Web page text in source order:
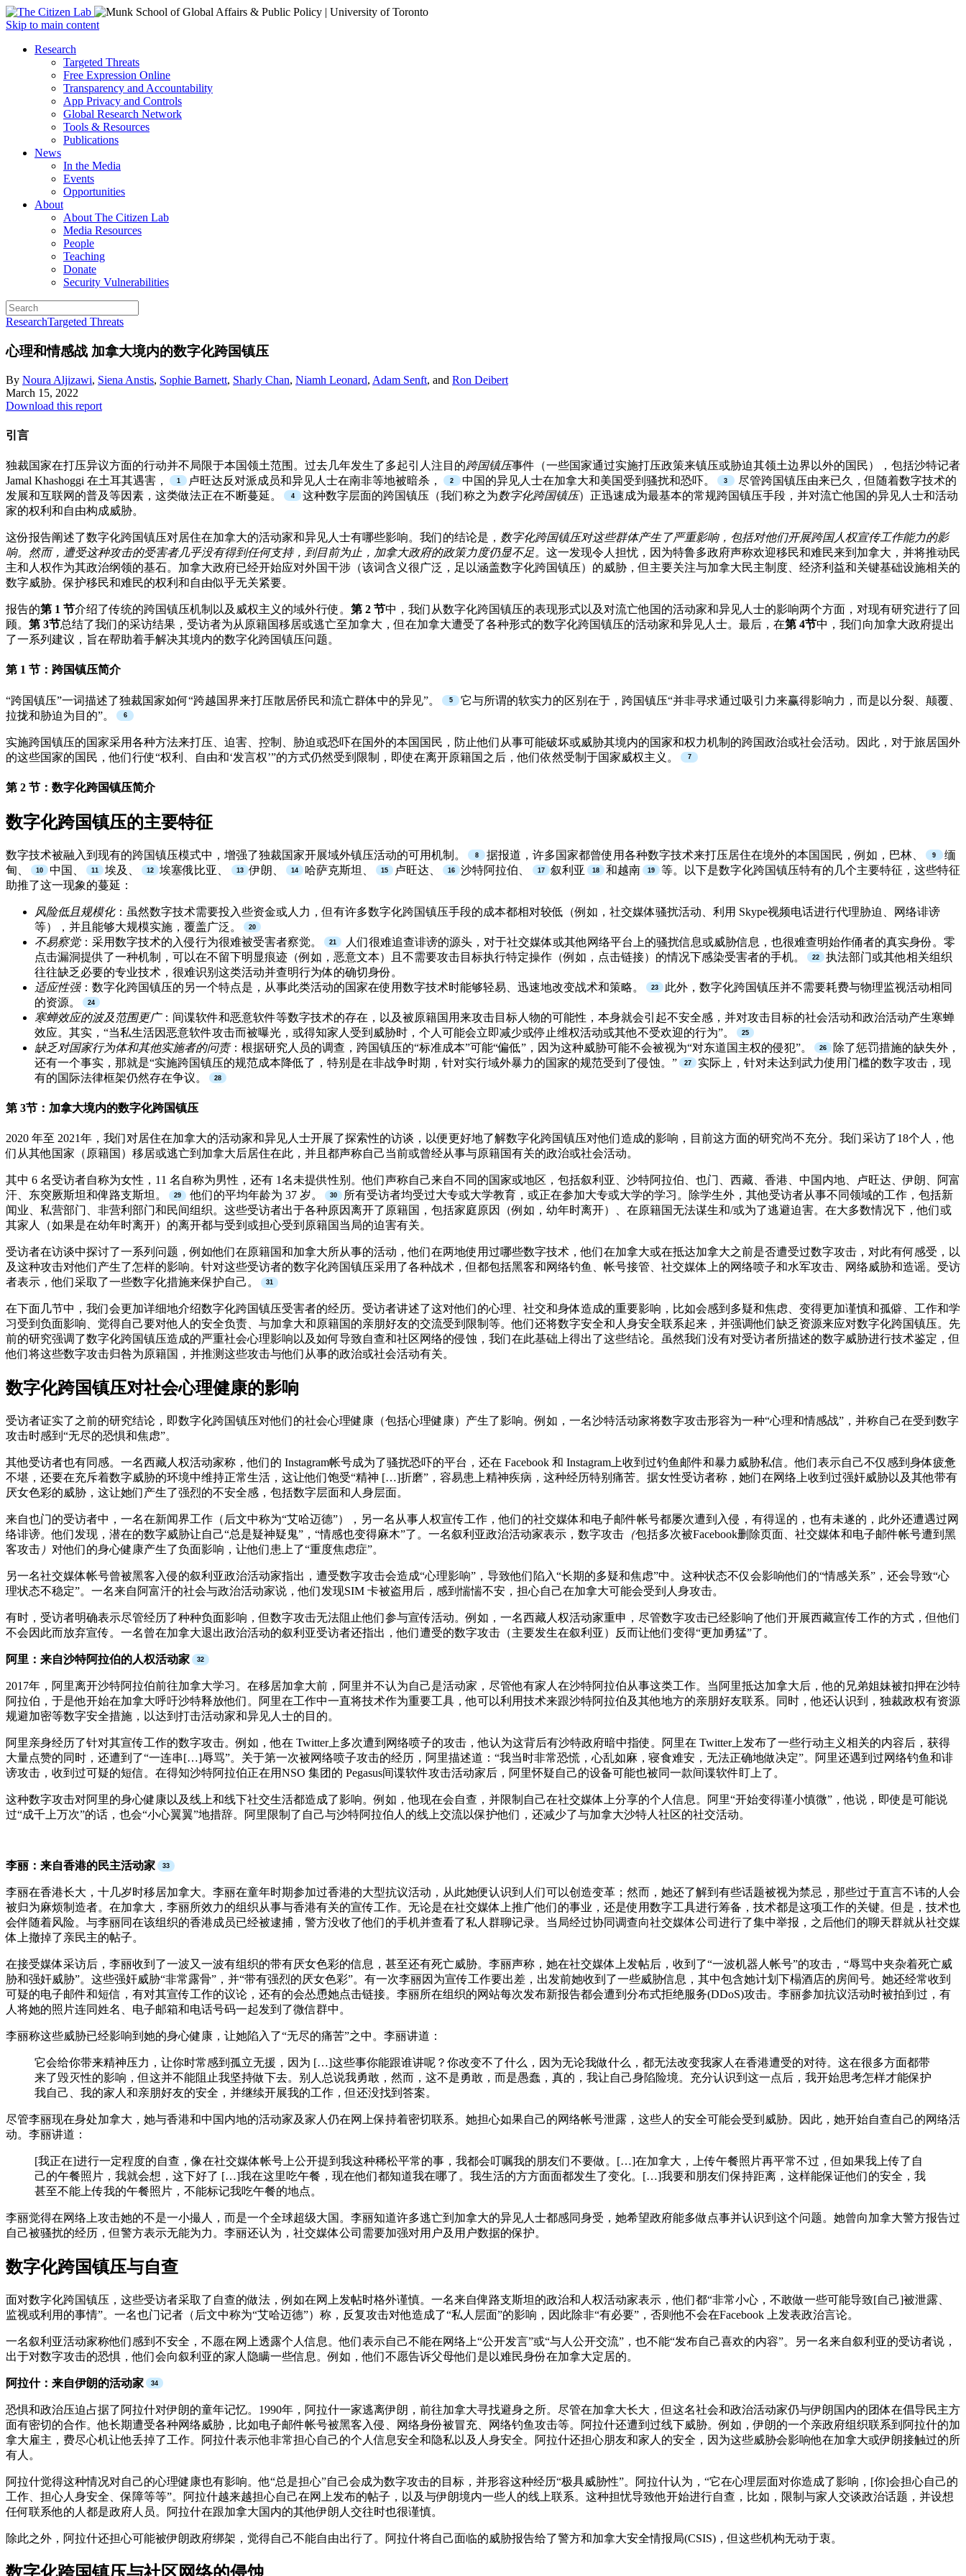
Open
menu
Skip to main content
Close
Research
Targeted Threats
Free Expression Online
Transparency and Accountability
App Privacy and Controls
Global Research Network
Tools & Resources
Publications
News
In the Media
Events
Opportunities
About
About The Citizen Lab
Media Resources
People
Teaching
Donate
Security Vulnerabilities
ResearchTargeted Threats
心理和情感战 加拿大境内的数字化跨国镇压
By Noura Aljizawi, Siena Anstis, Sophie Barnett, Sharly Chan, Niamh Leonard, Adam Senft, and Ron Deibert
March 15, 2022
Download this report
引言
独裁国家在打压异议方面的行动并不局限于本国领土范围。过去几年发生了多起引人注目的跨国镇压事件（一些国家通过实施打压政策来镇压或胁迫其领土边界以外的国民），包括沙特记者
Jamal Khashoggi 在土耳其遇害，
卢旺达反对派成员和异见人士在南非等地被暗杀， 中国的异见人士在加拿大和美国受到骚扰和恐吓。
尽管跨国镇压由来已久，但随着数字技术的
发展和互联网的普及等因素，这类做法正在不断蔓延。
这种数字层面的跨国镇压（我们称之为数字化跨国镇压）正迅速成为最基本的常规跨国镇压手段，并对流亡他国的异见人士和活动
家的权利和自由构成威胁。
这份报告阐述了数字化跨国镇压对居住在加拿大的活动家和异见人士有哪些影响。我们的结论是， 数字化跨国镇压对这些群体产生了严重影响，包括对他们开展跨国人权宣传工作能力的影
响。然而，遭受这种攻击的受害者几乎没有得到任何支持，到目前为止，加拿大政府的政策力度仍显不足。 这一发现令人担忧，因为特鲁多政府声称欢迎移民和难民来到加拿大，并将推动民
主和人权作为其政治纲领的基石。加拿大政府已经开始应对外国干涉（该词含义很广泛，足以涵盖数字化跨国镇压）的威胁，但主要关注与加拿大民主制度、经济利益和关键基础设施相关的
数字威胁。保护移民和难民的权利和自由似乎无关紧要。
报告的第 1 节介绍了传统的跨国镇压机制以及威权主义的域外行使。 第 2 节中，我们从数字化跨国镇压的表现形式以及对流亡他国的活动家和异见人士的影响两个方面，对现有研究进行了回
顾。 第 3节总结了我们的采访结果，受访者为从原籍国移居或逃亡至加拿大，但在加拿大遭受了各种形式的数字化跨国镇压的活动家和异见人士。最后，在第 4节中，我们向加拿大政府提出
了一系列建议，旨在帮助着手解决其境内的数字化跨国镇压问题。
第 1 节：跨国镇压简介
“跨国镇压”一词描述了独裁国家如何“跨越国界来打压散居侨民和流亡群体中的异见”。
它与所谓的软实力的区别在于，跨国镇压“并非寻求通过吸引力来赢得影响力，而是以分裂、颠覆、
拉拢和胁迫为目的”。
实施跨国镇压的国家采用各种方法来打压、迫害、控制、胁迫或恐吓在国外的本国国民，防止他们从事可能破坏或威胁其境内的国家和权力机制的跨国政治或社会活动。因此，对于旅居国外
的这些国家的国民，他们行使“权利、自由和‘发言权’”的方式仍然受到限制，即使在离开原籍国之后，他们依然受制于国家威权主义。
第 2 节：数字化跨国镇压简介
数字化跨国镇压的主要特征
数字技术被融入到现有的跨国镇压模式中，增强了独裁国家开展域外镇压活动的可用机制。 据报道，许多国家都曾使用各种数字技术来打压居住在境外的本国国民，例如，巴林、
缅
甸、
中国、 埃及、 埃塞俄比亚、 伊朗、 哈萨克斯坦、 卢旺达、 沙特阿拉伯、 叙利亚 和越南
等。以下是数字化跨国镇压特有的几个主要特征，这些特征
助推了这一现象的蔓延：
风险低且规模化：虽然数字技术需要投入些资金或人力，但有许多数字化跨国镇压手段的成本都相对较低（例如，社交媒体骚扰活动、利用 Skype视频电话进行代理胁迫、网络诽谤
等），并且能够大规模实施，覆盖广泛。
不易察觉：采用数字技术的入侵行为很难被受害者察觉。
人们很难追查诽谤的源头，对于社交媒体或其他网络平台上的骚扰信息或威胁信息，也很难查明始作俑者的真实身份。零
点击漏洞提供了一种机制，可以在不留下明显痕迹（例如，恶意文本）且不需要攻击目标执行特定操作（例如，点击链接）的情况下感染受害者的手机。
执法部门或其他相关组织
往往缺乏必要的专业技术，很难识别这类活动并查明行为体的确切身份。
适应性强：数字化跨国镇压的另一个特点是，从事此类活动的国家在使用数字技术时能够轻易、迅速地改变战术和策略。
此外，数字化跨国镇压并不需要耗费与物理监视活动相同
的资源。
寒蝉效应的波及范围更广：间谍软件和恶意软件等数字技术的存在，以及被原籍国用来攻击目标人物的可能性，本身就会引起不安全感，并对攻击目标的社会活动和政治活动产生寒蝉
效应。其实，“当私生活因恶意软件攻击而被曝光，或得知家人受到威胁时，个人可能会立即减少或停止维权活动或其他不受欢迎的行为”。
缺乏对国家行为体和其他实施者的问责：根据研究人员的调查，跨国镇压的“标准成本”可能“偏低”，因为这种威胁可能不会被视为“对东道国主权的侵犯”。
除了惩罚措施的缺失外，
还有一个事实，那就是“实施跨国镇压的规范成本降低了，特别是在非战争时期，针对实行域外暴力的国家的规范受到了侵蚀。”
实际上，针对未达到武力使用门槛的数字攻击，现
有的国际法律框架仍然存在争议。
第 3节：加拿大境内的数字化跨国镇压
2020 年至 2021年，我们对居住在加拿大的活动家和异见人士开展了探索性的访谈，以便更好地了解数字化跨国镇压对他们造成的影响，目前这方面的研究尚不充分。我们采访了18个人，他
们从其他国家（原籍国）移居或逃亡到加拿大后居住在此，并且都声称自己当前或曾经从事与原籍国有关的政治或社会活动。
其中 6 名受访者自称为女性，11 名自称为男性，还有 1名未提供性别。他们声称自己来自不同的国家或地区，包括叙利亚、沙特阿拉伯、也门、西藏、香港、中国内地、卢旺达、伊朗、阿富
汗、东突厥斯坦和俾路支斯坦。
他们的平均年龄为 37 岁。
所有受访者均受过大专或大学教育，或正在参加大专或大学的学习。除学生外，其他受访者从事不同领域的工作，包括新
闻业、私营部门、非营利部门和民间组织。这些受访者出于各种原因离开了原籍国，包括家庭原因（例如，幼年时离开）、在原籍国无法谋生和/或为了逃避迫害。在大多数情况下，他们或
其家人（如果是在幼年时离开）的离开都与受到或担心受到原籍国当局的迫害有关。
受访者在访谈中探讨了一系列问题，例如他们在原籍国和加拿大所从事的活动，他们在两地使用过哪些数字技术，他们在加拿大或在抵达加拿大之前是否遭受过数字攻击，对此有何感受，以
及这种攻击对他们产生了怎样的影响。针对这些受访者的数字化跨国镇压采用了各种战术，但都包括黑客和网络钓鱼、帐号接管、社交媒体上的网络喷子和水军攻击、网络威胁和造谣。受访
者表示，他们采取了一些数字化措施来保护自己。
在下面几节中，我们会更加详细地介绍数字化跨国镇压受害者的经历。受访者讲述了这对他们的心理、社交和身体造成的重要影响，比如会感到多疑和焦虑、变得更加谨慎和孤僻、工作和学
习受到负面影响、觉得自己要对他人的安全负责、与加拿大和原籍国的亲朋好友的交流受到限制等。他们还将数字安全和人身安全联系起来，并强调他们缺乏资源来应对数字化跨国镇压。先
前的研究强调了数字化跨国镇压造成的严重社会心理影响以及如何导致自查和社区网络的侵蚀，我们在此基础上得出了这些结论。虽然我们没有对受访者所描述的数字威胁进行技术鉴定，但
他们将这些数字攻击归咎为原籍国，并推测这些攻击与他们从事的政治或社会活动有关。
数字化跨国镇压对社会心理健康的影响
受访者证实了之前的研究结论，即数字化跨国镇压对他们的社会心理健康（包括心理健康）产生了影响。例如，一名沙特活动家将数字攻击形容为一种“心理和情感战”，并称自己在受到数字
攻击时感到“无尽的恐惧和焦虑”。
其他受访者也有同感。一名西藏人权活动家称，他们的 Instagram帐号成为了骚扰恐吓的平台，还在 Facebook 和 Instagram上收到过钓鱼邮件和暴力威胁私信。他们表示自己不仅感到身体疲惫
不堪，还要在充斥着数字威胁的环境中维持正常生活，这让他们饱受“精神 […]折磨”，容易患上精神疾病，这种经历特别痛苦。据女性受访者称，她们在网络上收到过强奸威胁以及其他带有
厌女色彩的威胁，这让她们产生了强烈的不安全感，包括数字层面和人身层面。
来自也门的受访者中，一名在新闻界工作（后文中称为“艾哈迈德”），另一名从事人权宣传工作，他们的社交媒体和电子邮件帐号都屡次遭到入侵，有得逞的，也有未遂的，此外还遭遇过网
络诽谤。他们发现，潜在的数字威胁让自己“总是疑神疑鬼”，“情感也变得麻木”了。一名叙利亚政治活动家表示，数字攻击 （包括多次被Facebook删除页面、社交媒体和电子邮件帐号遭到黑
客攻击 ） 对他们的身心健康产生了负面影响，让他们患上了“重度焦虑症”。
另一名社交媒体帐号曾被黑客入侵的叙利亚政治活动家指出，遭受数字攻击会造成“心理影响”，导致他们陷入“长期的多疑和焦虑”中。这种状态不仅会影响他们的“情感关系”，还会导致“心
理状态不稳定”。一名来自阿富汗的社会与政治活动家说，他们发现SIM 卡被盗用后，感到惴惴不安，担心自己在加拿大可能会受到人身攻击。
有时，受访者明确表示尽管经历了种种负面影响，但数字攻击无法阻止他们参与宣传活动。例如，一名西藏人权活动家重申，尽管数字攻击已经影响了他们开展西藏宣传工作的方式，但他们
不会因此而放弃宣传。一名曾在加拿大退出政治活动的叙利亚受访者还指出，他们遭受的数字攻击（主要发生在叙利亚）反而让他们变得“更加勇猛”了。
阿里：来自沙特阿拉伯的人权活动家
2017年，阿里离开沙特阿拉伯前往加拿大学习。在移居加拿大前，阿里并不认为自己是活动家，尽管他有家人在沙特阿拉伯从事这类工作。当阿里抵达加拿大后，他的兄弟姐妹被扣押在沙特
阿拉伯，于是他开始在加拿大呼吁沙特释放他们。阿里在工作中一直将技术作为重要工具，他可以利用技术来跟沙特阿拉伯及其他地方的亲朋好友联系。同时，他还认识到，独裁政权有资源
规避加密等数字安全措施，以达到打击活动家和异见人士的目的。
阿里亲身经历了针对其宣传工作的数字攻击。例如，他在 Twitter上多次遭到网络喷子的攻击，他认为这背后有沙特政府暗中指使。阿里在 Twitter上发布了一些行动主义相关的内容后，获得
大量点赞的同时，还遭到了“一连串[…]辱骂”。关于第一次被网络喷子攻击的经历，阿里描述道：“我当时非常恐慌，心乱如麻，寝食难安，无法正确地做决定”。阿里还遇到过网络钓鱼和诽
谤攻击，收到过可疑的短信。在得知沙特阿拉伯正在用NSO 集团的 Pegasus间谍软件攻击活动家后，阿里怀疑自己的设备可能也被同一款间谍软件盯上了。
这种数字攻击对阿里的身心健康以及线上和线下社交生活都造成了影响。例如，他现在会自查，并限制自己在社交媒体上分享的个人信息。阿里“开始变得谨小慎微”，他说，即使是可能说
过“成千上万次”的话，也会“小心翼翼”地措辞。阿里限制了自己与沙特阿拉伯人的线上交流以保护他们，还减少了与加拿大沙特人社区的社交活动。
李丽：来自香港的民主活动家
李丽在香港长大，十几岁时移居加拿大。李丽在童年时期参加过香港的大型抗议活动，从此她便认识到人们可以创造变革；然而，她还了解到有些话题被视为禁忌，那些过于直言不讳的人会
被归为麻烦制造者。在加拿大，李丽所效力的组织从事与香港有关的宣传工作。无论是在社交媒体上推广他们的事业，还是使用数字工具进行筹备，技术都是这项工作的关键。但是，技术也
会伴随着风险。与李丽同在该组织的香港成员已经被逮捕，警方没收了他们的手机并查看了私人群聊记录。当局经过协同调查向社交媒体公司进行了集中举报，之后他们的聊天群就从社交媒
体上撤掉了亲民主的帖子。
在接受媒体采访后，李丽收到了一波又一波有组织的带有厌女色彩的信息，甚至还有死亡威胁。李丽声称，她在社交媒体上发帖后，收到了“一波机器人帐号”的攻击，“辱骂中夹杂着死亡威
胁和强奸威胁”。这些强奸威胁“非常露骨”，并“带有强烈的厌女色彩”。有一次李丽因为宣传工作要出差，出发前她收到了一些威胁信息，其中包含她计划下榻酒店的房间号。她还经常收到
可疑的电子邮件和短信，有对其宣传工作的议论，还有的会怂恿她点击链接。李丽所在组织的网站每次发布新报告都会遭到分布式拒绝服务(DDoS)攻击。李丽参加抗议活动时被拍到过，有
人将她的照片连同姓名、电子邮箱和电话号码一起发到了微信群中。
李丽称这些威胁已经影响到她的身心健康，让她陷入了“无尽的痛苦”之中。李丽讲道：
它会给你带来精神压力，让你时常感到孤立无援，因为 […]这些事你能跟谁讲呢？你改变不了什么，因为无论我做什么，都无法改变我家人在香港遭受的对待。这在很多方面都带
来了毁灭性的影响，但这并不能阻止我坚持做下去。别人总说我勇敢，然而，这不是勇敢，而是愚蠢，真的，我让自己身陷险境。充分认识到这一点后，我开始思考怎样才能保护
我自己、我的家人和亲朋好友的安全，并继续开展我的工作，但还没找到答案。
尽管李丽现在身处加拿大，她与香港和中国内地的活动家及家人仍在网上保持着密切联系。她担心如果自己的网络帐号泄露，这些人的安全可能会受到威胁。因此，她开始自查自己的网络活
动。李丽讲道：
[我正在]进行一定程度的自查，像在社交媒体帐号上公开提到我这种稀松平常的事，我都会叮嘱我的朋友们不要做。[…]在加拿大，上传午餐照片再平常不过，但如果我上传了自
己的午餐照片，我就会想，这下好了 […]我在这里吃午餐，现在他们都知道我在哪了。我生活的方方面面都发生了变化。[…]我要和朋友们保持距离，这样能保证他们的安全，我
甚至不能上传我的午餐照片，不能标记我吃午餐的地点。
李丽觉得在网络上攻击她的不是一小撮人，而是一个全球超级大国。李丽知道许多逃亡到加拿大的异见人士都感同身受，她希望政府能多做点事并认识到这个问题。她曾向加拿大警方报告过
自己被骚扰的经历，但警方表示无能为力。李丽还认为，社交媒体公司需要加强对用户及用户数据的保护。
数字化跨国镇压与自查
面对数字化跨国镇压，这些受访者采取了自查的做法，例如在网上发帖时格外谨慎。一名来自俾路支斯坦的政治和人权活动家表示，他们都“非常小心，不敢做一些可能导致[自己]被泄露、
监视或利用的事情”。一名也门记者（后文中称为“艾哈迈德”）称，反复攻击对他造成了“私人层面”的影响，因此除非“有必要”，否则他不会在Facebook 上发表政治言论。
一名叙利亚活动家称他们感到不安全，不愿在网上透露个人信息。他们表示自己不能在网络上“公开发言”或“与人公开交流”，也不能“发布自己喜欢的内容”。另一名来自叙利亚的受访者说，
出于对数字攻击的恐惧，他们会向叙利亚的家人隐瞒一些信息。例如，他们不愿告诉父母他们是以难民身份在加拿大定居的。
阿拉什：来自伊朗的活动家
恐惧和政治压迫占据了阿拉什对伊朗的童年记忆。1990年，阿拉什一家逃离伊朗，前往加拿大寻找避身之所。尽管在加拿大长大，但这名社会和政治活动家仍与伊朗国内的团体在倡导民主方
面有密切的合作。他长期遭受各种网络威胁，比如电子邮件帐号被黑客入侵、网络身份被冒充、网络钓鱼攻击等。阿拉什还遭到过线下威胁。例如，伊朗的一个亲政府组织联系到阿拉什的加
拿大雇主，费尽心机让他丢掉了工作。阿拉什表示他非常担心自己的个人信息安全和隐私以及人身安全。阿拉什还担心朋友和家人的安全，因为这些威胁会影响他在加拿大或伊朗接触过的所
有人。
阿拉什觉得这种情况对自己的心理健康也有影响。他“总是担心”自己会成为数字攻击的目标，并形容这种经历“极具威胁性”。阿拉什认为，“它在心理层面对你造成了影响，[你]会担心自己的
工作、担心人身安全、保障等等”。阿拉什越来越担心自己在网上发布的帖子，以及与伊朗境内一些人的线上联系。这种担忧导致他开始进行自查，比如，限制与家人交谈政治话题，并设想
任何联系他的人都是政府人员。阿拉什在跟加拿大国内的其他伊朗人交往时也很谨慎。
除此之外，阿拉什还担心可能被伊朗政府绑架，觉得自己不能自由出行了。阿拉什将自己面临的威胁报告给了警方和加拿大安全情报局(CSIS)，但这些机构无动于衷。